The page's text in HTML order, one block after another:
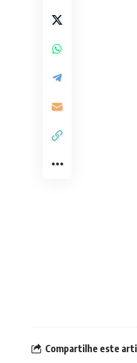
Compartilhe este